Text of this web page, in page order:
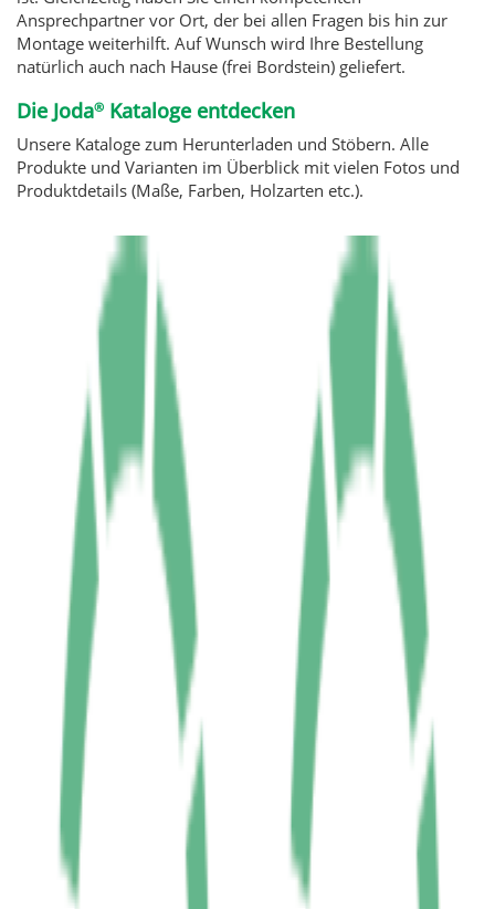
Ansprechpartner vor Ort, der bei allen Fragen bis hin zur
Montage weiterhilft. Auf Wunsch wird Ihre Bestellung
natürlich auch nach Hause (frei Bordstein) geliefert.
Die Joda® Kataloge entdecken
Unsere Kataloge zum Herunterladen und Stöbern. Alle
Produkte und Varianten im Überblick mit vielen Fotos und
Produktdetails (Maße, Farben, Holzarten etc.).